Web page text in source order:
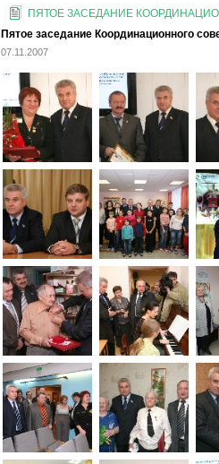
ПЯТОЕ ЗАСЕДАНИЕ
Пятое заседание Координационного
07.11.2007